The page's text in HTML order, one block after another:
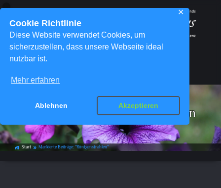
Cookie Richtlinie
Diese Website verwendet Cookies, um
sicherzustellen, dass unsere Webseite ideal
nutzbar ist.
Mehr erfahren
Ablehnen Akzeptieren
✕
Schlagwort-Archiv:Röntgenstrahlen
home_work Start double_arrow Markierte Beiträge: "Röntgenstrahlen"